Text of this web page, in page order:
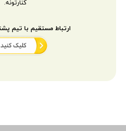
کنارتونه.
ارتباط مستقیم با تیم